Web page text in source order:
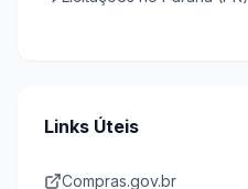
Links Úteis
Compras.gov.br